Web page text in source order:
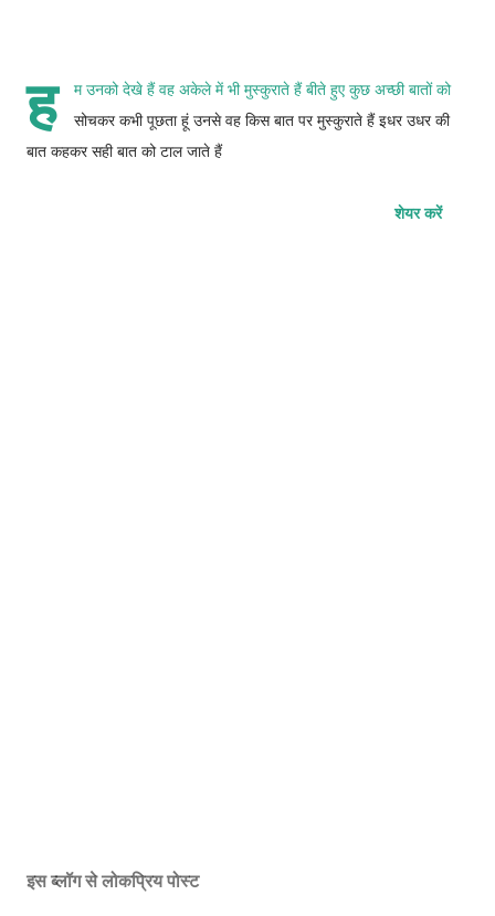
ह
म उनको देखे हैं वह अकेले में भी मुस्कुराते हैं बीते हुए कुछ अच्छी बातों को
सोचकर कभी पूछता हूं उनसे वह किस बात पर मुस्कुराते हैं इधर उधर की
बात कहकर सही बात को टाल जाते हैं
शेयर करें
इस ब्लॉग से लोकप्रिय पोस्ट